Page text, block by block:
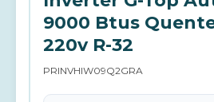
9000 Btus
220v R-32
PRINVHIW09Q2GRA